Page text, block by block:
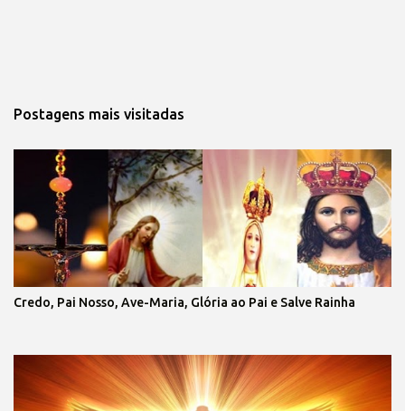
Postagens mais visitadas
Credo, Pai Nosso, Ave-Maria, Glória ao Pai e Salve Rainha